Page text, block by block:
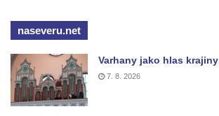
naseveru.net
Varhany jako hlas krajiny
7. 8. 2026